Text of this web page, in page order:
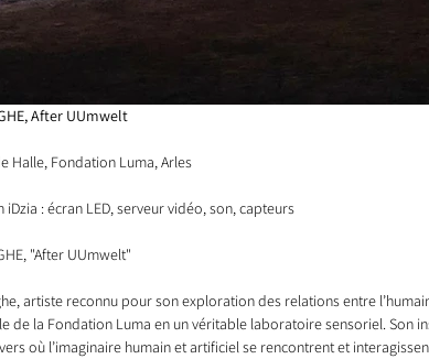
After UUmwelt
Halle, Fondation Luma, Arles
iDzia : écran LED, serveur vidéo, son, capteurs
"After UUmwelt"
artiste reconnu pour son exploration des relations entre
de la Fondation Luma en un véritable laboratoire sensoriel. Son
où l’imaginaire humain et artificiel se rencontrent et